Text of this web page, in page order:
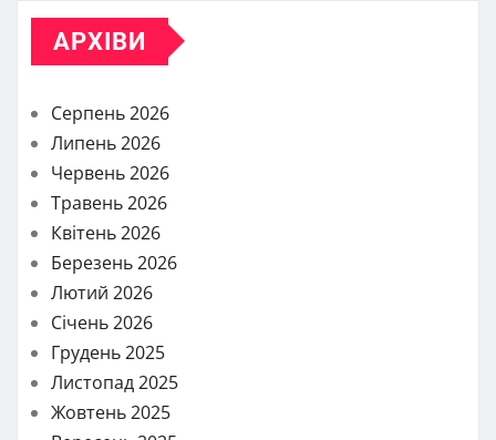
АРХІВИ
Серпень 2026
Липень 2026
Червень 2026
Травень 2026
Квітень 2026
Березень 2026
Лютий 2026
Січень 2026
Грудень 2025
Листопад 2025
Жовтень 2025